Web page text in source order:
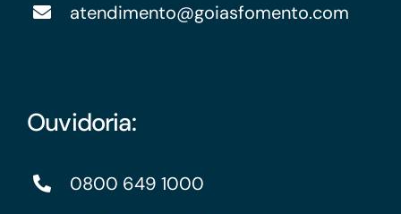
atendimento@goiasfomento.com
Ouvidoria:
0800 649 1000